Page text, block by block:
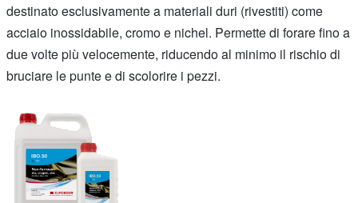
destinato esclusivamente a materiali duri (rivestiti) come
acciaio inossidabile, cromo e nichel. Permette di forare fino a
due volte più velocemente, riducendo al minimo il rischio di
bruciare le punte e di scolorire i pezzi.